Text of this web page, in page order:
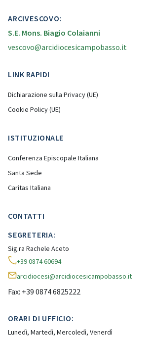
ARCIVESCOVO:
S.E. Mons. Biagio Colaianni
vescovo@arcidiocesicampobasso.it
LINK RAPIDI
Dichiarazione sulla Privacy (UE)
Cookie Policy (UE)
ISTITUZIONALE
Conferenza Episcopale Italiana
Santa Sede
Caritas Italiana
CONTATTI
SEGRETERIA:
Sig.ra Rachele Aceto
+39 0874 60694
arcidiocesi@arcidiocesicampobasso.it
Fax: +39 0874 6825222
ORARI DI UFFICIO:
Lunedì, Martedì, Mercoledì, Venerdì